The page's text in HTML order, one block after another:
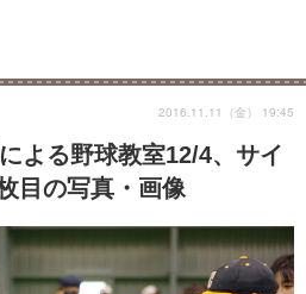
よる野球教室12/4、サイ
目の写真・画像
2016.11.11（金） 19:45